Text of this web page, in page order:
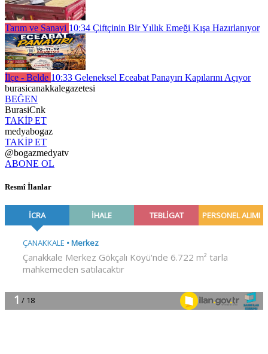
Tarım ve Sanayi 10:34 Çiftçinin Bir Yıllık Emeği Kışa Hazırlanıyor
İlçe - Belde 10:33 Geleneksel Eceabat Panayırı Kapılarını Açıyor
burasicanakkalegazetesi
BEĞEN
BurasiCnk
TAKİP ET
medyabogaz
TAKİP ET
@bogazmedyatv
ABONE OL
Resmî İlanlar